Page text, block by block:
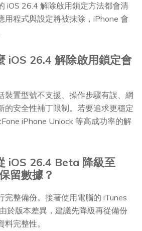
iOS 26.4 解除啟用鎖定方法都會清
用程式與設定將被抹除，iPhone 會
iOS 26.4 解除啟用鎖定會
裝置型號不支援、操作步驟有誤、網
的安全性補丁限制。若要追求更穩定
iPhone Unlock 等高成功率的解
iOS 26.4 Beta 降級至
留數據？
完整備份。接著使用電腦的 iTunes
於版本差異，建議先降級再從備份
完整性。